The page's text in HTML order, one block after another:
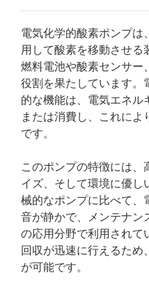
電気化学的酸素ポンプは
用して酸素を移動させる
燃料電池や酸素センサー
役割を果たしています。
的な機能は、電気エネル
または消費し、これによ
です。
このポンプの特徴には、
イズ、そして環境に優し
械的なポンプに比べて、
音が静かで、メンテナン
の応用分野で利用されて
回収が迅速に行えるため
が可能です。